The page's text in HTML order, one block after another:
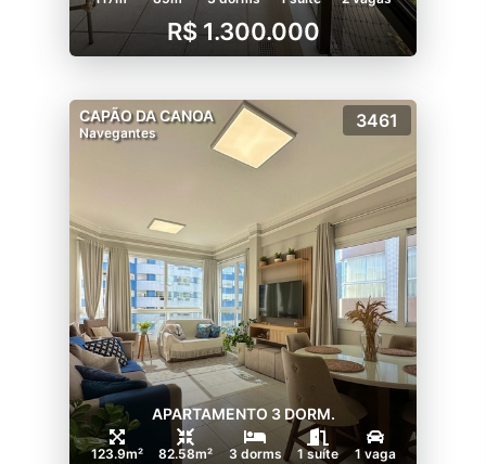
R$ 1.300.000
CAPÃO DA CANOA
Navegantes
3461
APARTAMENTO 3 DORM.
123.9m² 82.58m² 3 dorms 1 suíte 1 vaga